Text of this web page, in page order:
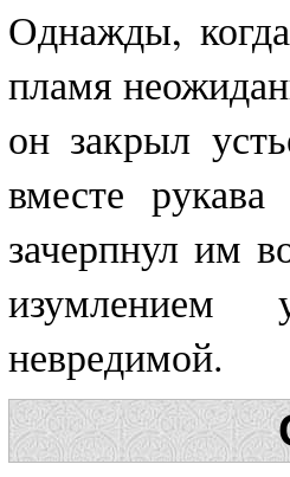
Однажды,
пламя
он закрыл
вместе
зачерпнул им
изумлением
невредимой.